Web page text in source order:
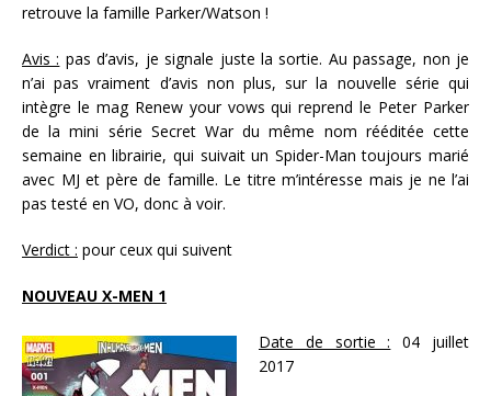
retrouve la famille Parker/Watson !
Avis : pas d’avis, je signale juste la sortie. Au passage, non je
n’ai pas vraiment d’avis non plus, sur la nouvelle série qui
intègre le mag Renew your vows qui reprend le Peter Parker
de la mini série Secret War du même nom rééditée cette
semaine en librairie, qui suivait un Spider-Man toujours marié
avec MJ et père de famille. Le titre m’intéresse mais je ne l’ai
pas testé en VO, donc à voir.
Verdict : pour ceux qui suivent
NOUVEAU X-MEN 1
Date de sortie : 04 juillet
2017